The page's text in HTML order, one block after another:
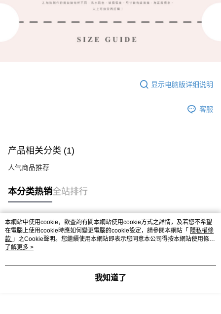
显示电脑版详细说明
客服
产品相关分类 (1)
人气商品推荐
本分类热销全站排行
热门标签
本網站中使用cookie，欲查詢有關本網站使用cookie方式之詳情，及若您不希望
在電腦上使用cookie時應如何變更電腦的cookie設定，請參閱本網站「 隱私權條
款 」之Cookie聲明。您繼續使用本網站即表示您同意本公司得按本網站使用條款
之Cookie聲明使用cookie。
了解更多 >
我知道了